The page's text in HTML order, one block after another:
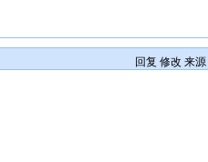
回复 修改 来源